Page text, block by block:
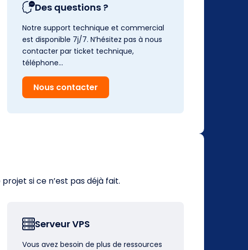
Des questions ?
Notre support technique et commercial
est disponible 7j/7. N’hésitez pas à nous
contacter par ticket technique,
téléphone…
Nous contacter
si ce n’est pas déjà fait.
Serveur VPS
Vous avez besoin de plus de ressources